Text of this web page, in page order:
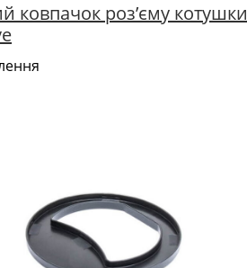
ковпачок роз’єму котушки